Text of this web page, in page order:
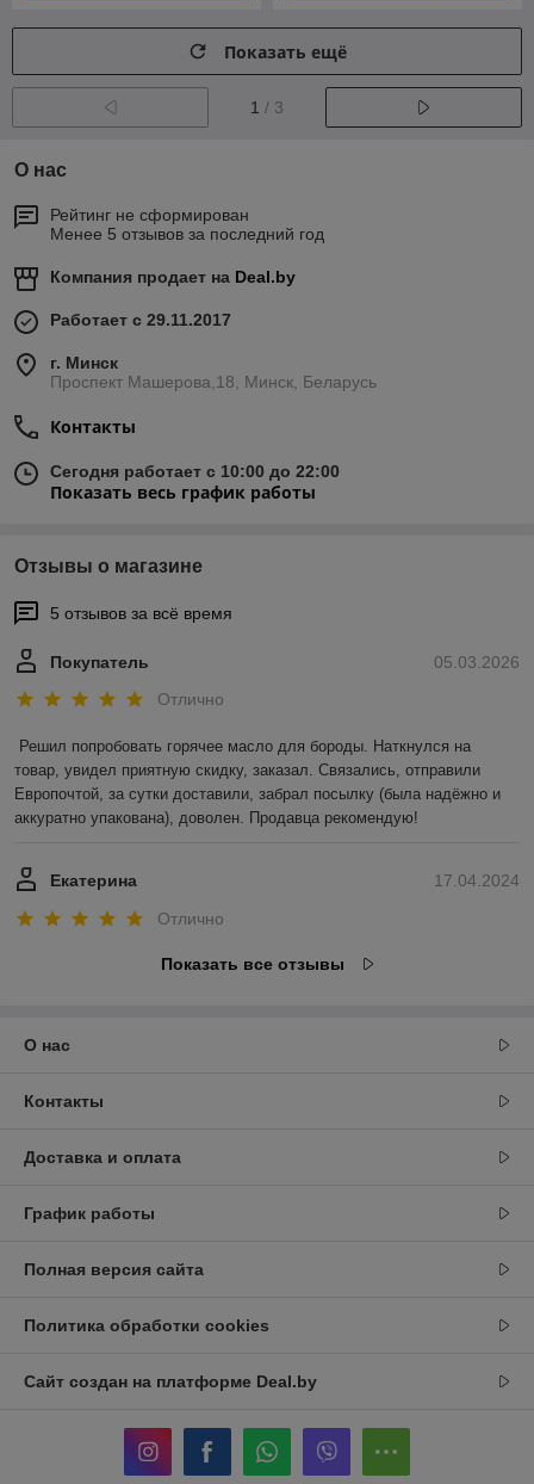
Показать ещё
1 / 3
О нас
Рейтинг не сформирован
Менее 5 отзывов за последний год
Компания продает на Deal.by
Работает с 29.11.2017
г. Минск
Проспект Машерова,18, Минск, Беларусь
Контакты
Сегодня работает с 10:00 до 22:00
Показать весь график работы
Отзывы о магазине
5 отзывов за всё время
05.03.2026
Покупатель
Отлично
Решил попробовать горячее масло для бороды. Наткнулся на
товар, увидел приятную скидку, заказал. Связались, отправили
Европочтой, за сутки доставили, забрал посылку (была надёжно и
аккуратно упакована), доволен. Продавца рекомендую!
17.04.2024
Екатерина
Отлично
Показать все отзывы
О нас
Контакты
Доставка и оплата
График работы
Полная версия сайта
Политика обработки cookies
Сайт создан на платформе Deal.by